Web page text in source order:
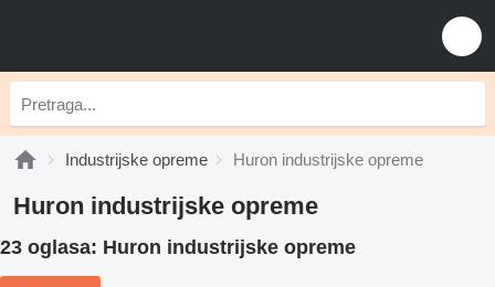
Industrijske opreme Huron industrijske opreme
Huron industrijske opreme
23 oglasa: Huron industrijske opreme